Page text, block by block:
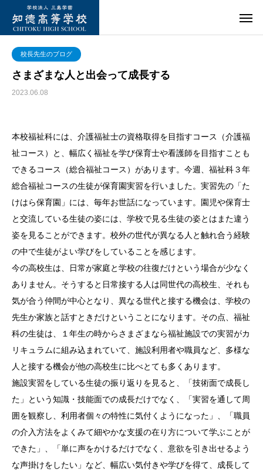
校長先生のブログ
さまざまな人と出会って成長する
2023.06.08
本校福祉科には、介護福祉士の資格取得を目指すコース（介護福
祉コース）と、幅広く福祉を学び保育士や看護師を目指すことも
できるコース（総合福祉コース）があります。今週、福祉科３年
総合福祉コースの生徒が保育園実習を行いました。実習先の「た
けはら保育園」には、毎年お世話になっています。園児や保育士
と交流している生徒の姿には、学校で見る生徒の姿とはまた違う
姿を見ることができます。校外の世代が異なる人と触れ合う経験
の中で生徒がよい学びをしていることを感じます。
今の高校生は、日常が家庭と学校の往復だけという場合が少なく
ありません。そうすると日常接する人は同世代の高校生、それも
気が合う仲間が中心となり、異なる世代と接する機会は、学校の
先生か家族と話すときだけということになります。その点、福祉
科の生徒は、１年生の時からさまざまなら福祉施設での実習がカ
リキュラムに組み込まれていて、施設利用者や職員など、多様な
人と接する機会が他の高校生に比べとても多くあります。
施設実習をしている生徒の振り返りを見ると、「技術面で成長し
た」という知識・技能面での成長だけでなく、「実習を通して周
囲を観察し、利用者個々の特性に気付くようになった」、「職員
の介入方法をよくみて細やかな支援の在り方について学ぶことが
できた」、「単に声をかけるだけでなく、意欲を引き出せるよう
な声掛けをしたい」など、幅広い気付きや学びを得て、成長して